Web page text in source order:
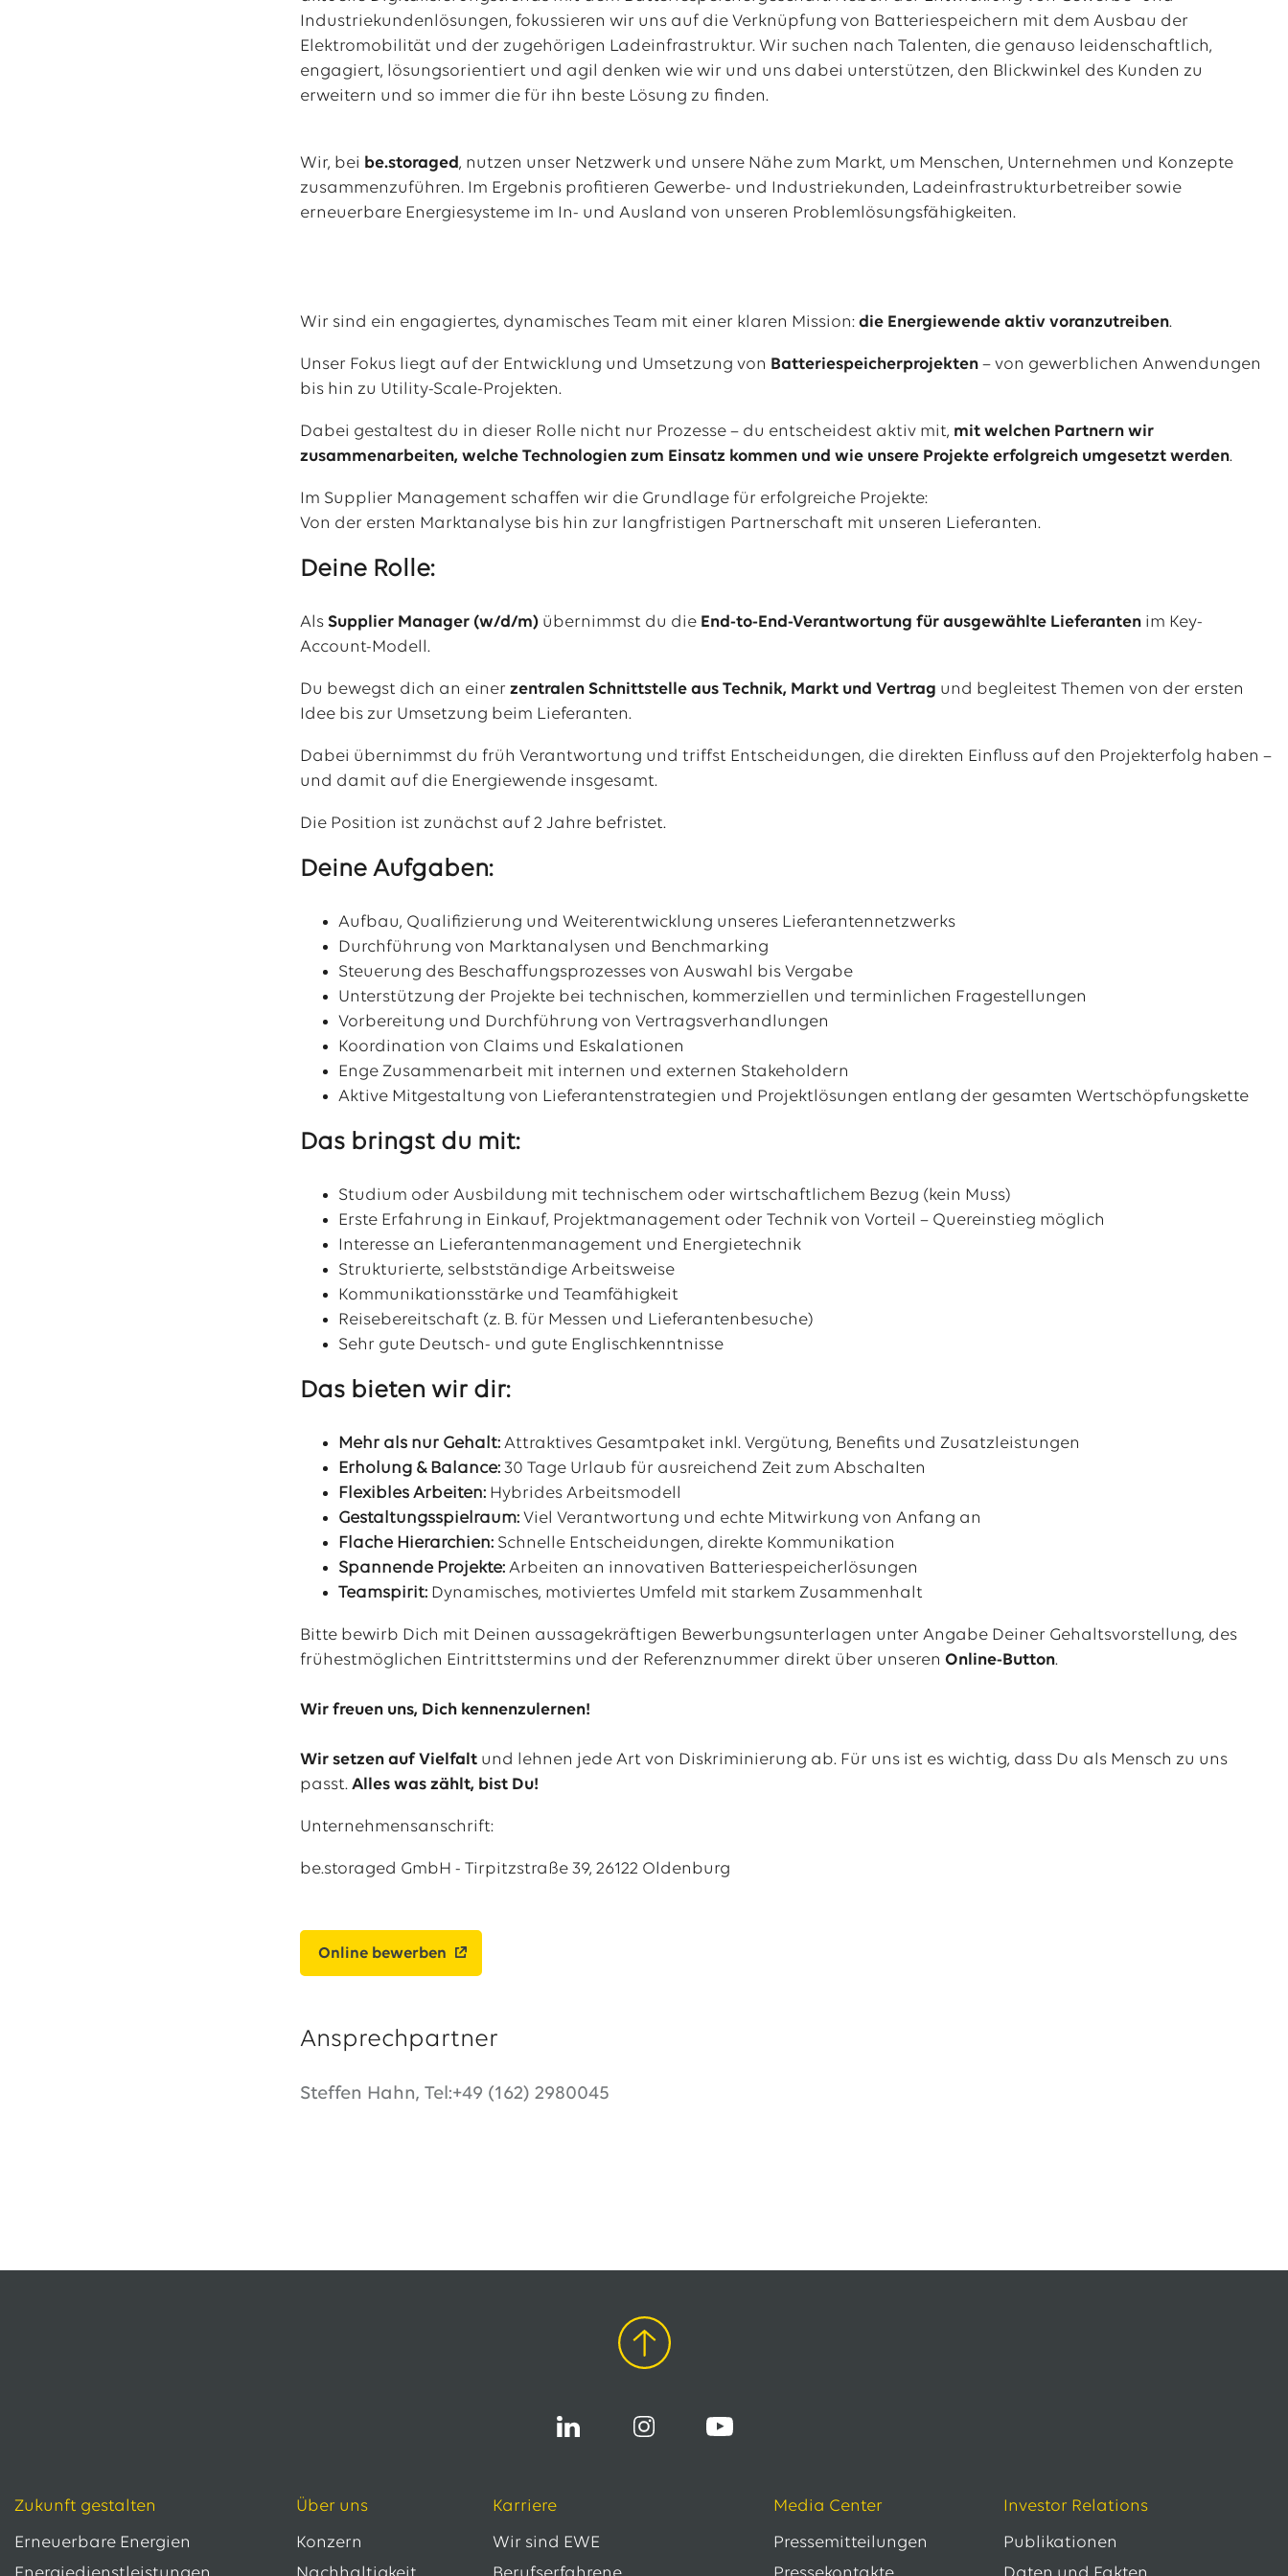
Industriekundenlösungen, fokussieren wir uns auf die Verknüpfung von Batteriespeichern mit dem Ausbau der
Elektromobilität und der zugehörigen Ladeinfrastruktur. Wir suchen nach Talenten, die genauso leidenschaftlich,
engagiert, lösungsorientiert und agil denken wie wir und uns dabei unterstützen, den Blickwinkel des Kunden zu
erweitern und so immer die für ihn beste Lösung zu finden.
Wir, bei be.storaged, nutzen unser Netzwerk und unsere Nähe zum Markt, um Menschen, Unternehmen und Konzepte
zusammenzuführen. Im Ergebnis profitieren Gewerbe- und Industriekunden, Ladeinfrastrukturbetreiber sowie
erneuerbare Energiesysteme im In- und Ausland von unseren Problemlösungsfähigkeiten.
Wir sind ein engagiertes, dynamisches Team mit einer klaren Mission:die Energiewende aktiv voranzutreiben.
Unser Fokus liegt auf der Entwicklung und Umsetzung von Batteriespeicherprojekten – von gewerblichen Anwendungen
bis hin zu Utility-Scale-Projekten.
Dabei gestaltest du in dieser Rolle nicht nur Prozesse – du entscheidest aktiv mit, mit welchen Partnern wir
zusammenarbeiten, welche Technologien zum Einsatz kommen und wie unsere Projekte erfolgreich umgesetzt werden.
Im Supplier Management schaffen wir die Grundlage für erfolgreiche Projekte:
Von der ersten Marktanalyse bis hin zur langfristigen Partnerschaft mit unseren Lieferanten.
Deine Rolle:
AlsSupplier Manager (w/d/m) übernimmst du die End-to-End-Verantwortung für ausgewählte Lieferanten im Key-
Account-Modell.
Du bewegst dich an einerzentralen Schnittstelle aus Technik, Markt und Vertrag und begleitest Themen von der ersten
Idee bis zur Umsetzung beim Lieferanten.
Dabei übernimmst du früh Verantwortung und triffst Entscheidungen, die direkten Einfluss auf den Projekterfolg haben –
und damit auf die Energiewende insgesamt.
Die Position ist zunächst auf 2 Jahre befristet.
Deine Aufgaben:
Aufbau, Qualifizierung und Weiterentwicklung unseres Lieferantennetzwerks
Durchführung von Marktanalysen und Benchmarking
Steuerung des Beschaffungsprozesses von Auswahl bis Vergabe
Unterstützung der Projekte bei technischen, kommerziellen und terminlichen Fragestellungen
Vorbereitung und Durchführung von Vertragsverhandlungen
Koordination von Claims und Eskalationen
Enge Zusammenarbeit mit internen und externen Stakeholdern
Aktive Mitgestaltung von Lieferantenstrategien und Projektlösungen entlang der gesamten Wertschöpfungskette
Das bringst du mit:
Studium oder Ausbildung mit technischem oder wirtschaftlichem Bezug (kein Muss)
Erste Erfahrung in Einkauf, Projektmanagement oder Technik von Vorteil – Quereinstieg möglich
Interesse an Lieferantenmanagement und Energietechnik
Strukturierte, selbstständige Arbeitsweise
Kommunikationsstärke und Teamfähigkeit
Reisebereitschaft (z. B. für Messen und Lieferantenbesuche)
Sehr gute Deutsch- und gute Englischkenntnisse
Das bieten wir dir:
Mehr als nur Gehalt: Attraktives Gesamtpaket inkl. Vergütung, Benefits und Zusatzleistungen
Erholung & Balance: 30 Tage Urlaub für ausreichend Zeit zum Abschalten
Flexibles Arbeiten: Hybrides Arbeitsmodell
Gestaltungsspielraum: Viel Verantwortung und echte Mitwirkung von Anfang an
Flache Hierarchien: Schnelle Entscheidungen, direkte Kommunikation
Spannende Projekte: Arbeiten an innovativen Batteriespeicherlösungen
Teamspirit: Dynamisches, motiviertes Umfeld mit starkem Zusammenhalt
Bitte bewirb Dich mit Deinen aussagekräftigen Bewerbungsunterlagen unter Angabe Deiner Gehaltsvorstellung, des
frühestmöglichen Eintrittstermins und der Referenznummer direkt über unseren Online-Button.
Wir freuen uns, Dich kennenzulernen!
Wir setzen auf Vielfalt und lehnen jede Art von Diskriminierung ab. Für uns ist es wichtig, dass Du als Mensch zu uns
passt. Alles was zählt, bist Du!
Unternehmensanschrift:
be.storaged GmbH - Tirpitzstraße 39, 26122 Oldenburg
Online bewerben
Ansprechpartner
Steffen Hahn, Tel:+49 (162) 2980045
Zukunft gestalten
Erneuerbare Energien
Über uns
Konzern
Karriere
Wir sind EWE
Media Center
Pressemitteilungen
Investor Relations
Publikationen
Neue Wärmepumpenförderung: EWE gibt Orientierung
Salzgitter AG und EWE schließen Vertrag über die ...